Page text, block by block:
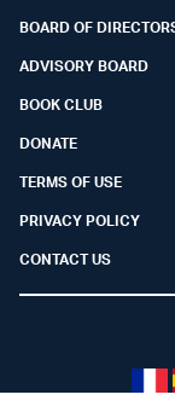
BOARD OF
ADVISORY BOARD
BOOK CLUB
DONATE
TERMS OF USE
PRIVACY POLICY
CONTACT US